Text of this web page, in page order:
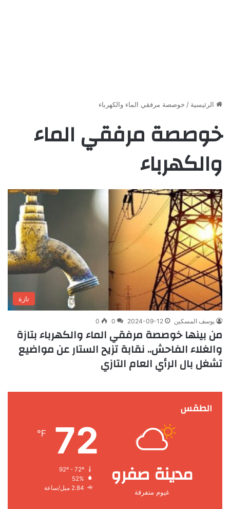
الرئيسية / خوصصة مرفقي الماء والكهرباء
خوصصة مرفقي الماء
والكهرباء
تازة
يوسف المسكين 2024-09-12
0
0
من بينها خوصصة مرفقي الماء والكهرباء بتازة
والغلاء الفاحش.. نقابة تزيح الستار عن مواضيع
تشغل بال الرأي العام التازي
الطقس
مدينة صفرو
غيوم متفرقة
72
℉
52%
2.84 ميل/ساعة